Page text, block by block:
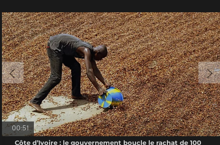
00:51
Côte d’Ivoire : le gouvernement boucle le rachat de 100